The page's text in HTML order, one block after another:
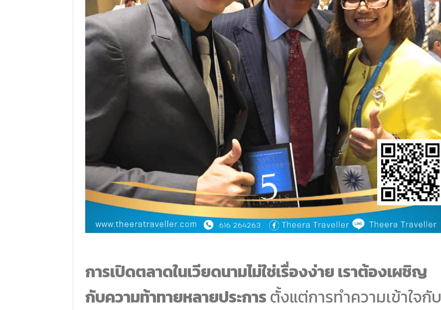
การเปิดตลาดในเวียดนามไม่ใช่เรื่องง่าย เราต้องเผชิญ
กับความท้าทายหลายประการตั้งแต่การทำความเข้าใจกับ